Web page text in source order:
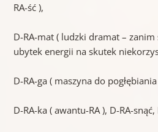
RA-ść ),
D-RA-mat ( ludzki dramat –
ubytek energii na skutek
D-RA-ga ( maszyna do
D-RA-ka ( awantu-RA ), D-RA-